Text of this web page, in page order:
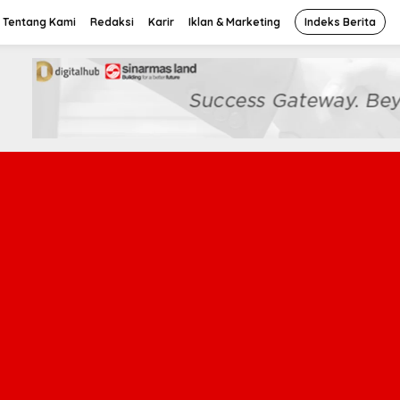
Tentang Kami Redaksi Karir Iklan & Marketing Indeks Berita